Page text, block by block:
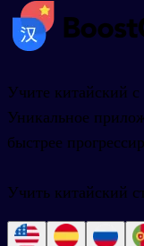
Учите китайский
Уникальное
быстрее
Учить китайский